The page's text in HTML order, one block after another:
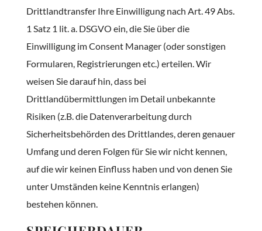
Drittlandtransfer Ihre Einwilligung nach Art. 49 Abs.
1 Satz 1 lit. a. DSGVO ein, die Sie über die
Einwilligung im Consent Manager (oder sonstigen
Formularen, Registrierungen etc.) erteilen. Wir
weisen Sie darauf hin, dass bei
Drittlandübermittlungen im Detail unbekannte
Risiken (z.B. die Datenverarbeitung durch
Sicherheitsbehörden des Drittlandes, deren genauer
Umfang und deren Folgen für Sie wir nicht kennen,
auf die wir keinen Einfluss haben und von denen Sie
unter Umständen keine Kenntnis erlangen)
bestehen können.